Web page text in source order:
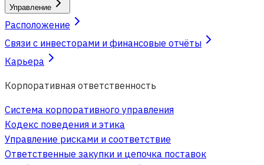
Управление
Расположение
Связи с инвесторами и финансовые отчёты
Карьера
Корпоративная ответственность
Система корпоративного управления
Кодекс поведения и этика
Управление рисками и соответствие
Ответственные закупки и цепочка поставок